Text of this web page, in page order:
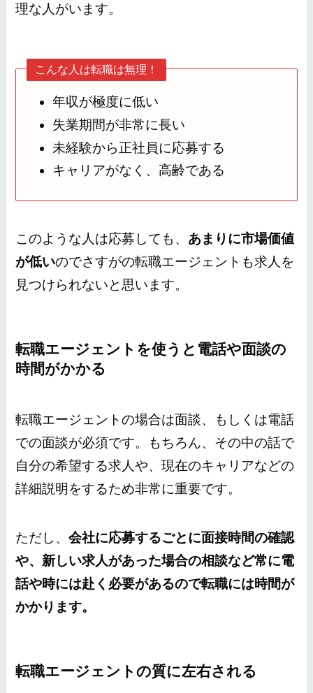
理な人がいます。
こんな人は転職は無理！
年収が極度に低い
失業期間が非常に長い
未経験から正社員に応募する
キャリアがなく、高齢である
このような人は応募しても、 あまりに市場価値
が低いのでさすがの転職エージェントも求人を
見つけられないと思います。
転職エージェントを使うと電話や面談の
時間がかかる
転職エージェントの場合は面談、もしくは電話
での面談が必須です。もちろん、その中の話で
自分の希望する求人や、現在のキャリアなどの
詳細説明をするため非常に重要です。
ただし、会社に応募するごとに面接時間の確認
や、新しい求人があった場合の相談など常に電
話や時には赴く必要があるので転職には時間が
かかります。
転職エージェントの質に左右される